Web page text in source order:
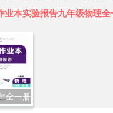
业本实验报告九年级物理
全一册